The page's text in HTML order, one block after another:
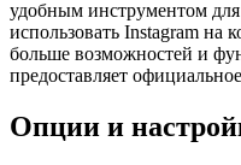
удобным инструментом для
использовать Instagram на
больше возможностей и
предоставляет
Опции и